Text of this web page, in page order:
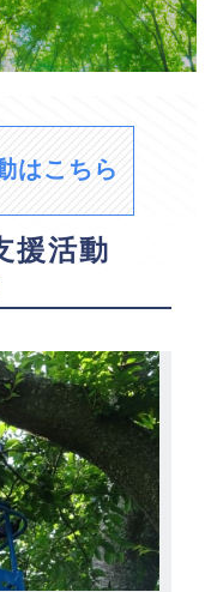
はこちら
援活動